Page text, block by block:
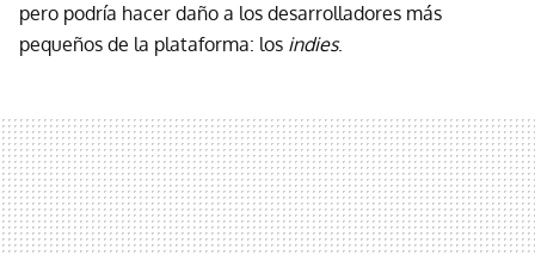
pero podría hacer daño a los desarrolladores más
pequeños de la plataforma: los indies.